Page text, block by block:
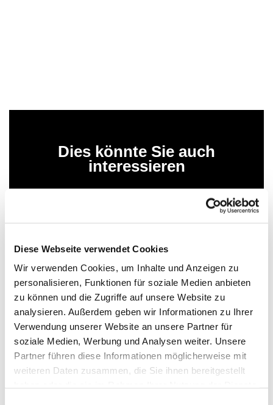
Diese Webseite verwendet Cookies
Wir verwenden Cookies, um Inhalte und Anzeigen zu
personalisieren, Funktionen für soziale Medien anbieten
zu können und die Zugriffe auf unsere Website zu
analysieren. Außerdem geben wir Informationen zu Ihrer
Verwendung unserer Website an unsere Partner für
soziale Medien, Werbung und Analysen weiter. Unsere
Partner führen diese Informationen möglicherweise mit
weiteren Daten zusammen, die Sie ihnen bereitgestellt
Dies könnte Sie auch
interessieren